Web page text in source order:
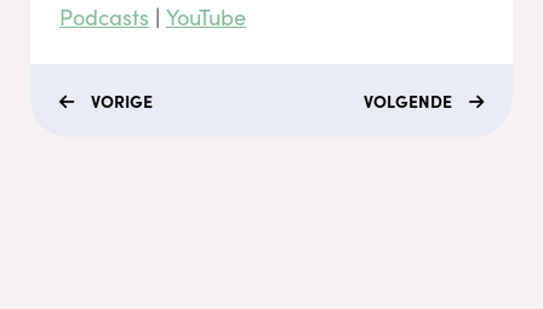
Podcasts | YouTube
VORIGE VOLGENDE